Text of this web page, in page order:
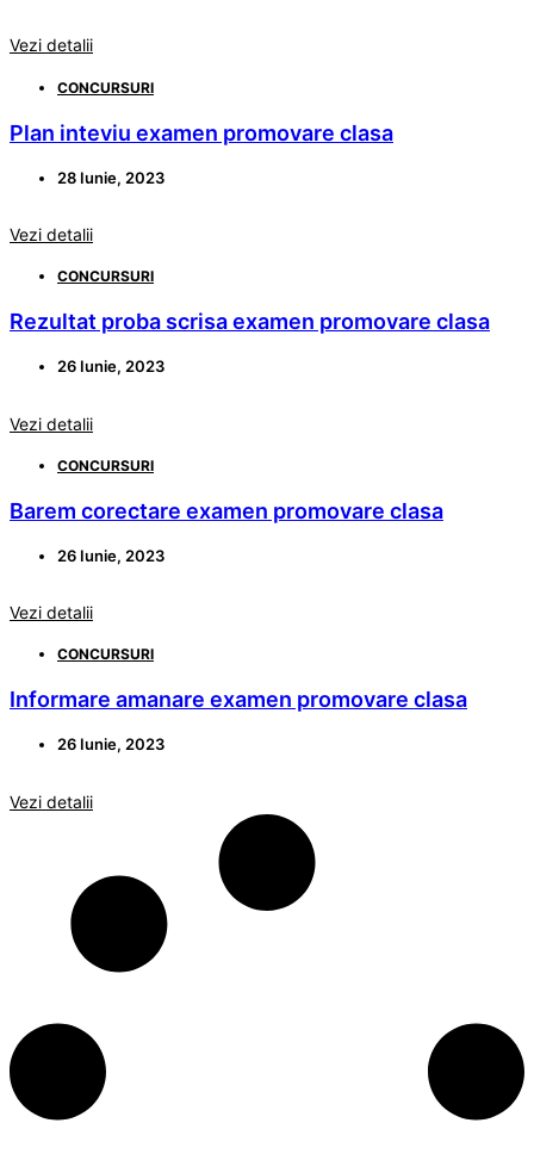
Vezi detalii
CONCURSURI
Plan inteviu examen promovare clasa
28 Iunie, 2023
Vezi detalii
CONCURSURI
Rezultat proba scrisa examen promovare clasa
26 Iunie, 2023
Vezi detalii
CONCURSURI
Barem corectare examen promovare clasa
26 Iunie, 2023
Vezi detalii
CONCURSURI
Informare amanare examen promovare clasa
26 Iunie, 2023
Vezi detalii